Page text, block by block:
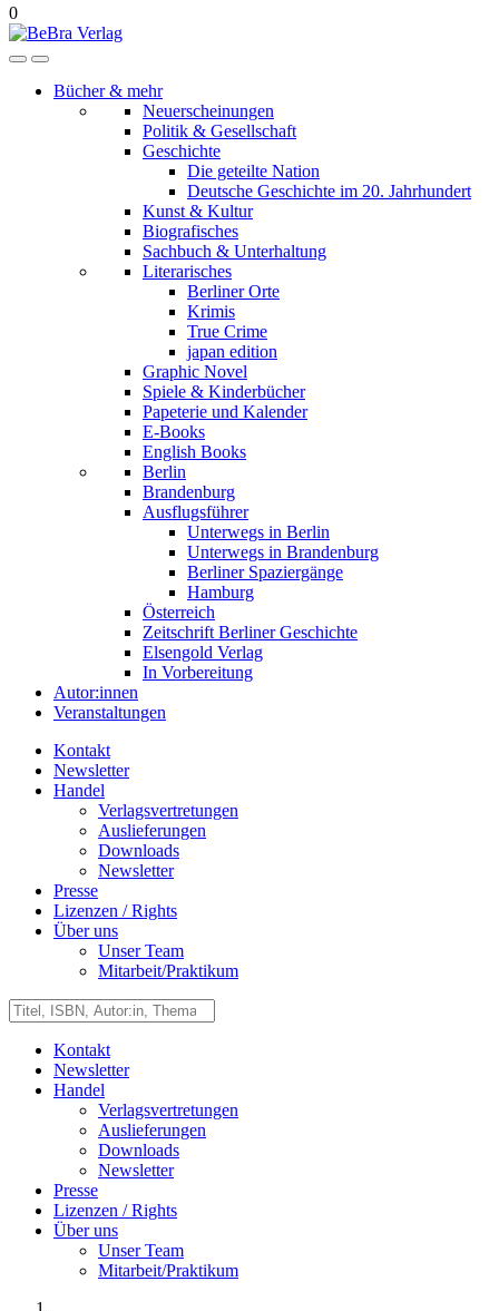
0
Bücher & mehr
Neuerscheinungen
Politik & Gesellschaft
Geschichte
Die geteilte Nation
Deutsche Geschichte im 20. Jahrhundert
Kunst & Kultur
Biografisches
Sachbuch & Unterhaltung
Literarisches
Berliner Orte
Krimis
True Crime
japan edition
Graphic Novel
Spiele & Kinderbücher
Papeterie und Kalender
E-Books
English Books
Berlin
Brandenburg
Ausflugsführer
Unterwegs in Berlin
Unterwegs in Brandenburg
Berliner Spaziergänge
Hamburg
Österreich
Zeitschrift Berliner Geschichte
Elsengold Verlag
In Vorbereitung
Autor:innen
Veranstaltungen
Kontakt
Newsletter
Handel
Verlagsvertretungen
Auslieferungen
Downloads
Newsletter
Presse
Lizenzen / Rights
Über uns
Unser Team
Mitarbeit/Praktikum
Kontakt
Newsletter
Handel
Verlagsvertretungen
Auslieferungen
Downloads
Newsletter
Presse
Lizenzen / Rights
Über uns
Unser Team
Mitarbeit/Praktikum